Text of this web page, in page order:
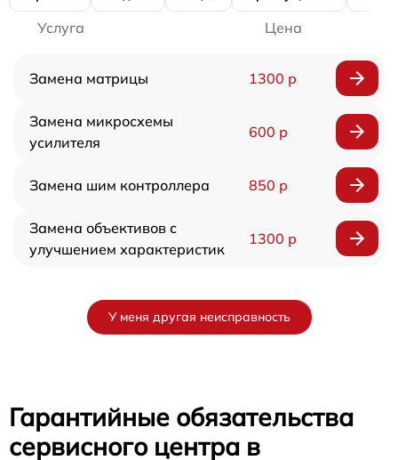
Услуга Цена
Замена матрицы 1300 р
Замена микросхемы
усилителя
600 р
Замена шим контроллера 850 р
Замена объективов с
улучшением характеристик
1300 р
У меня другая неисправность
Гарантийные обязательства
сервисного центра в